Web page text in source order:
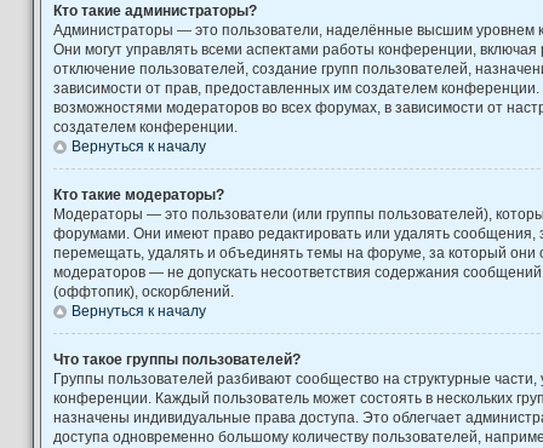
Кто такие администраторы?
Администраторы — это пользователи, наделённые высшим уровнем
Они могут управлять всеми аспектами работы конференции, включая
отключение пользователей, создание групп пользователей,
зависимости от прав, предоставленных им создателем
возможностями модераторов во всех форумах, в зависимости от
создателем конференции.
Вернуться к началу
Кто такие модераторы?
Модераторы — это пользователи (или группы пользователей),
форумами. Они имеют право редактировать или удалять сообщения,
перемещать, удалять и объединять темы на форуме, за который они
модераторов — не допускать несоответствия содержания
(оффтопик), оскорблений.
Вернуться к началу
Что такое группы пользователей?
Группы пользователей разбивают сообщество на структурные
конференции. Каждый пользователь может состоять в нескольких
назначены индивидуальные права доступа. Это облегчает
доступа одновременно большому количеству пользователей,